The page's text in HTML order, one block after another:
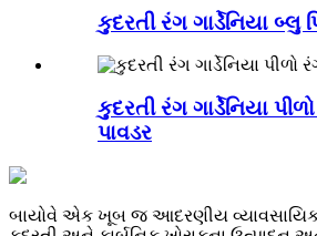
કુદરતી રંગ ગાર્ડેનિયા બ્લુ
કુદરતી રંગ ગાર્ડેનિયા
પાવડર
બાયોવે એક ખૂબ જ આદરણીય